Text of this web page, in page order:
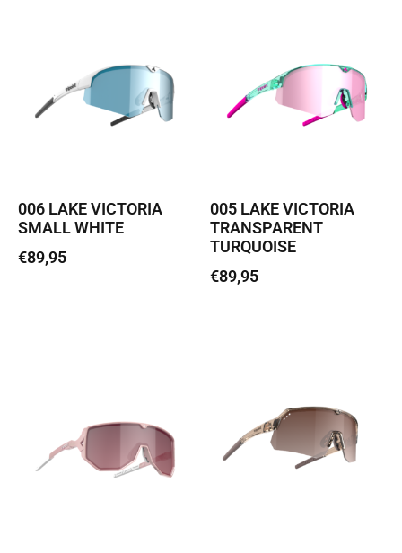
006 LAKE VICTORIA
SMALL WHITE
€89,95
005 LAKE VICTORIA
TRANSPARENT
TURQUOISE
€89,95